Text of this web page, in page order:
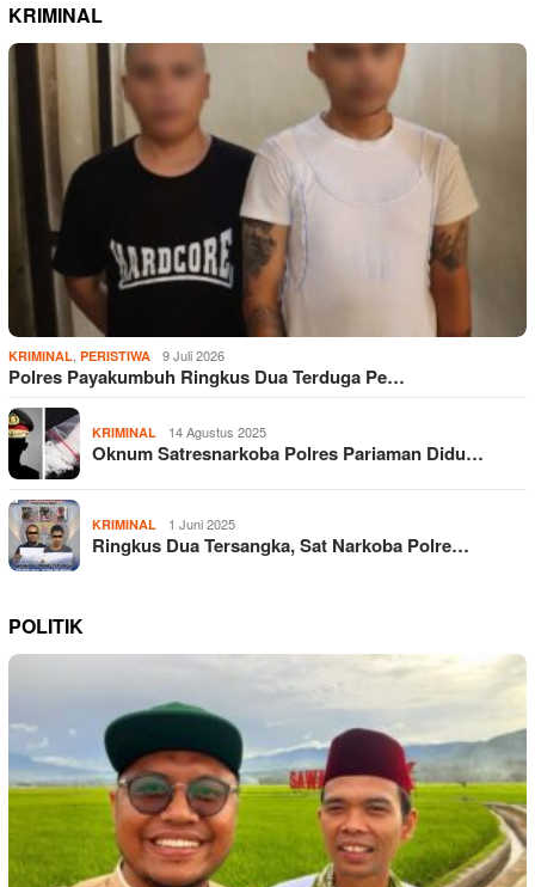
KRIMINAL
KRIMINAL PERISTIWA 9 Juli 2026
Polres Payakumbuh Ringkus Dua Terduga Pe…
KRIMINAL 14 Agustus 2025
Oknum Satresnarkoba Polres Pariaman Didu…
KRIMINAL 1 Juni 2025
Ringkus Dua Tersangka, Sat Narkoba Polre…
POLITIK